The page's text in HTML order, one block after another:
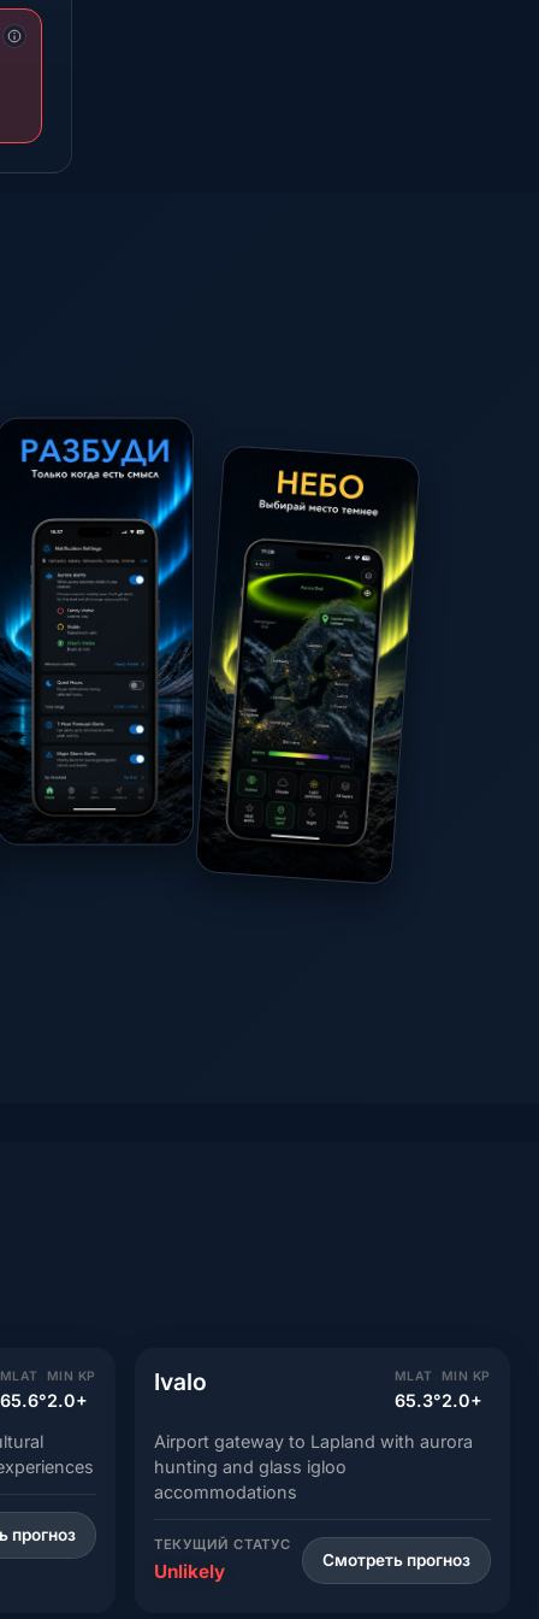
MLAT
65.6°
MIN KP
2.0+
прогноз
Ivalo MLAT
65.3°
MIN KP
2.0+
Airport gateway to Lapland with aurora
hunting and glass igloo
accommodations
ТЕКУЩИЙ СТАТУС
Unlikely Смотреть прогноз